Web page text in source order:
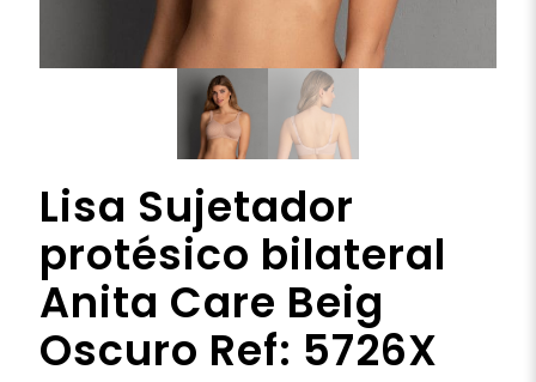
Lisa Sujetador
protésico bilateral
Anita Care Beig
Oscuro Ref: 5726X